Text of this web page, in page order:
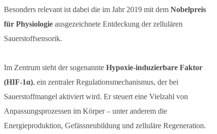
Besonders relevant ist dabei die im Jahr 2019 mit dem Nobelpreis
für Physiologie ausgezeichnete Entdeckung der zellulären
Sauerstoffsensorik.
Im Zentrum steht der sogenannte Hypoxie-induzierbare Faktor
(HIF-1α), ein zentraler Regulationsmechanismus, der bei
Sauerstoffmangel aktiviert wird. Er steuert eine Vielzahl von
Anpassungsprozessen im Körper – unter anderem die
Energieproduktion, Gefässneubildung und zelluläre Regeneration.